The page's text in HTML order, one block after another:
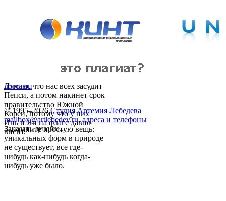
Думаю, что нас всех засудит
Пепси, а потом накинет срок
правительство Южной
Кореи, потому что у них
Инь и Ян на флаге давно
висит.
Запомните простую вещь:
уникальных форм в природе
не существует, все где-
нибудь как-нибудь когда-
нибудь уже было.
логотип
© 1995–2026 Студия Артемия Лебедева
mailbox@artlebedev.ru, адреса и телефоны
Заказать дизайн...